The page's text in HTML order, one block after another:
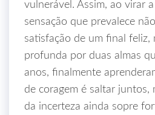
vulnerável. Assim, ao virar
sensação que prevalece
satisfação de um final feliz,
profunda por duas almas
anos, finalmente
de coragem é saltar juntos,
da incerteza ainda sopre